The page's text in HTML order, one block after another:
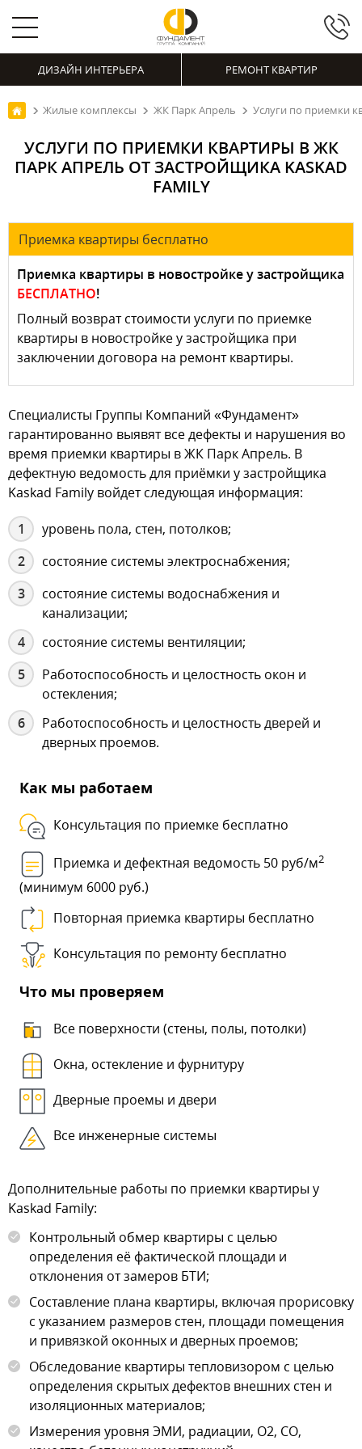
ДИЗАЙН ИНТЕРЬЕРА РЕМОНТ КВАРТИР
Жилые комплексы ЖК Парк Апрель Услуги по приемки
УСЛУГИ ПО ПРИЕМКИ КВАРТИРЫ В ЖК
ПАРК АПРЕЛЬ ОТ ЗАСТРОЙЩИКА KASKAD
FAMILY
Приемка квартиры бесплатно
Приемка квартиры в новостройке у застройщика
БЕСПЛАТНО!
Полный возврат стоимости услуги по приемке
квартиры в новостройке у застройщика при
заключении договора на ремонт квартиры.
Специалисты Группы Компаний «Фундамент»
гарантированно выявят все дефекты и нарушения во
время приемки квартиры в ЖК Парк Апрель. В
дефектную ведомость для приёмки у застройщика
Kaskad Family войдет следующая информация:
уровень пола, стен, потолков;
состояние системы электроснабжения;
состояние системы водоснабжения и
канализации;
состояние системы вентиляции;
Работоспособность и целостность окон и
остекления;
Работоспособность и целостность дверей и
дверных проемов.
Как мы работаем
Консультация по приемке бесплатно
Приемка и дефектная ведомость 50 руб/м2
(минимум 6000 руб.)
Повторная приемка квартиры бесплатно
Консультация по ремонту бесплатно
Что мы проверяем
Все поверхности (стены, полы, потолки)
Окна, остекление и фурнитуру
Дверные проемы и двери
Все инженерные системы
Дополнительные работы по приемки квартиры у
Kaskad Family:
Контрольный обмер квартиры с целью
определения её фактической площади и
отклонения от замеров БТИ;
Составление плана квартиры, включая прорисовку
с указанием размеров стен, площади помещения
и привязкой оконных и дверных проемов;
Обследование квартиры тепловизором с целью
определения скрытых дефектов внешних стен и
изоляционных материалов;
Измерения уровня ЭМИ, радиации, О2, СО,